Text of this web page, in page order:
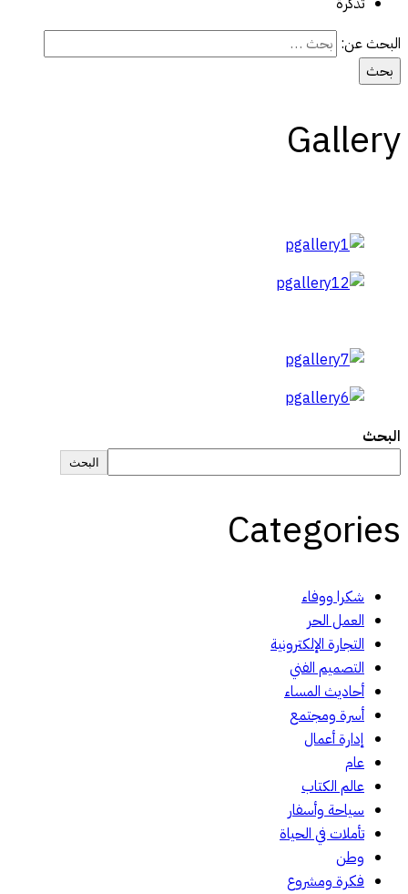
البحث عن:
Gallery
البحث
البحث
Categories
شكرا ووفاء
العمل الحر
التجارة الإلكترونية
التصميم الفني
أحاديث المساء
أسرة ومجتمع
إدارة أعمال
عام
عالم الكتاب
سياحة وأسفار
تأملات في الحياة
وطن
فكرة ومشروع